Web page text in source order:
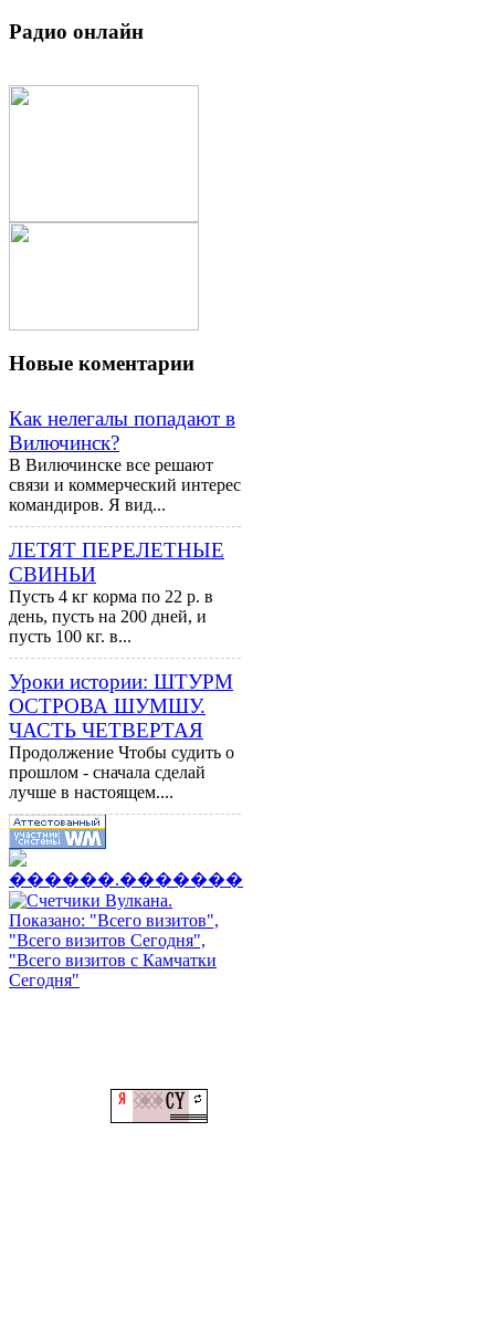
Радио онлайн
Новые коментарии
Как нелегалы попадают в
Вилючинск?
В Вилючинске все решают
связи и коммерческий интерес
командиров. Я вид...
ЛЕТЯТ ПЕРЕЛЕТНЫЕ
СВИНЬИ
Пусть 4 кг корма по 22 р. в
день, пусть на 200 дней, и
пусть 100 кг. в...
Уроки истории: ШТУРМ
ОСТРОВА ШУМШУ.
ЧАСТЬ ЧЕТВЕРТАЯ
Продолжение Чтобы судить о
прошлом - сначала сделай
лучше в настоящем....